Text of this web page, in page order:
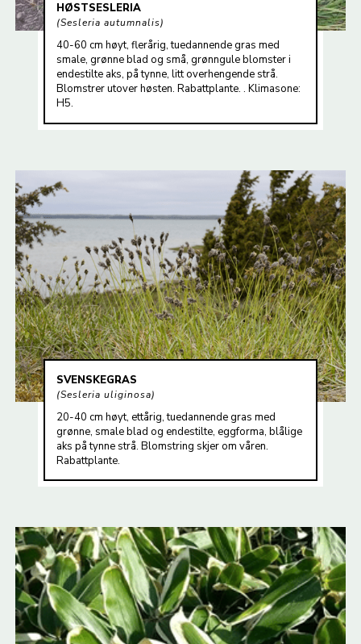
HØSTSESLERIA
Sesleria autumnalis
40-60 cm høyt, flerårig, tuedannende gras med
smale, grønne blad og små, grønngule blomster i
endestilte aks, på tynne, litt overhengende strå.
Blomstrer utover høsten. Rabattplante. . Klimasone:
H5.
SVENSKEGRAS
Sesleria uliginosa
20-40 cm høyt, ettårig, tuedannende gras med
grønne, smale blad og endestilte, eggforma, blålige
aks på tynne strå. Blomstring skjer om våren.
Rabattplante.